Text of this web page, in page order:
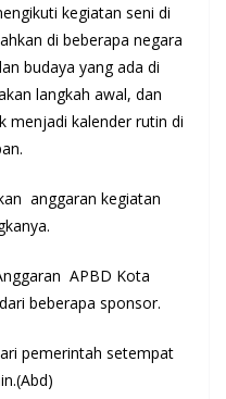
kegiatan seni di
di beberapa negara
budaya yang ada di
langkah awal, dan
menjadi kalender rutin di
anggaran kegiatan
APBD Kota
beberapa sponsor.
pemerintah setempat